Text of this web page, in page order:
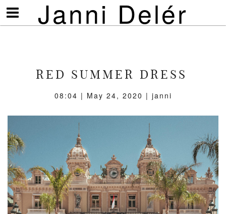
Janni Delér
Visa/göm
meny
RED SUMMER DRESS
08:04 | May 24, 2020 | janni